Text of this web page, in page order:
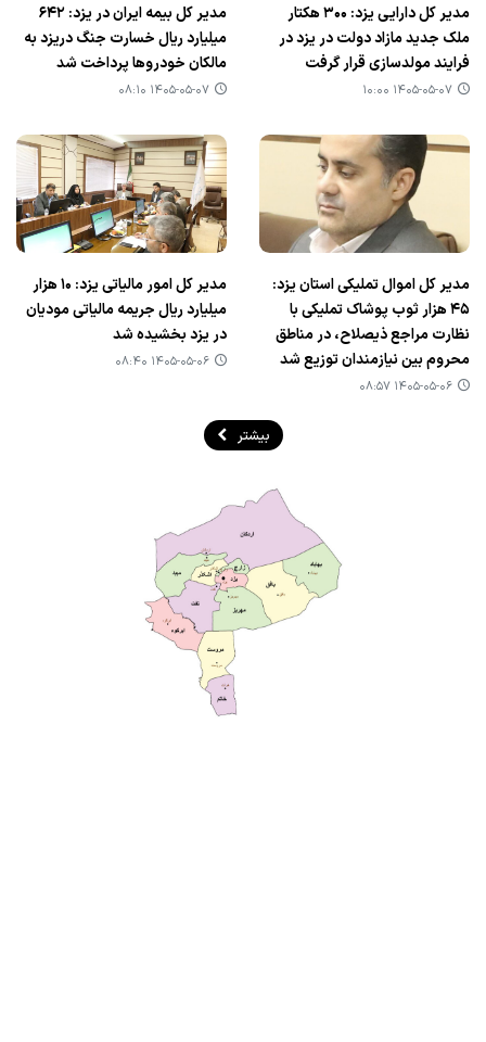
مدیر کل دارایی یزد: ۳۰۰ هکتار
ملک جدید مازاد دولت در یزد در
فرایند مولدسازی قرار گرفت
۱۴۰۵-۰۵-۰۷ ۱۰:۰۰
مدیر کل بیمه ایران در یزد: ۶۴۲
میلیارد ریال خسارت جنگ دریزد به
مالکان خودروها پرداخت شد
۱۴۰۵-۰۵-۰۷ ۰۸:۱۰
مدیر کل اموال تملیکی استان یزد:
۴۵ هزار ثوب پوشاک تملیکی با
نظارت مراجع ذیصلاح، در مناطق
محروم بین نیازمندان توزیع شد
۱۴۰۵-۰۵-۰۶ ۰۸:۵۷
مدیر کل امور مالیاتی یزد: ۱۰ هزار
میلیارد ریال جریمه مالیاتی مودیان
در یزد بخشیده شد
۱۴۰۵-۰۵-۰۶ ۰۸:۴۰
بیشتر